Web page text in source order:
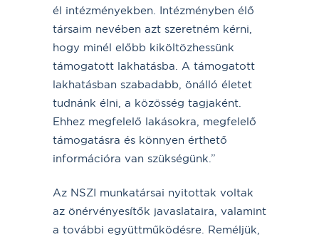
él intézményekben. Intézményben élő
társaim nevében azt szeretném kérni,
hogy minél előbb kiköltözhessünk
támogatott lakhatásba. A támogatott
lakhatásban szabadabb, önálló életet
tudnánk élni, a közösség tagjaként.
Ehhez megfelelő lakásokra, megfelelő
támogatásra és könnyen érthető
információra van szükségünk.”
Az NSZI munkatársai nyitottak voltak
az önérvényesítők javaslataira, valamint
a további együttműködésre. Reméljük,